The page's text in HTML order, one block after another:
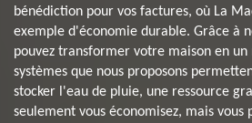
bénédiction pour vos factures, où La
exemple d'économie durable. Grâce à
pouvez transformer votre maison en
systèmes que nous proposons
stocker l'eau de pluie, une ressource
seulement vous économisez, mais vous